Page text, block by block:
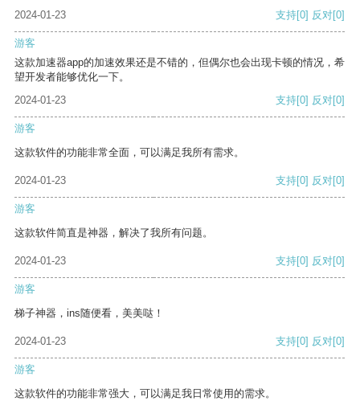
2024-01-23 支持[0] 反对[0]
游客
这款加速器app的加速效果还是不错的，但偶尔也会出现卡顿的情况，希
望开发者能够优化一下。
2024-01-23
支持[0] 反对[0]
游客
这款软件的功能非常全面，可以满足我所有需求。
2024-01-23 支持[0] 反对[0]
游客
这款软件简直是神器，解决了我所有问题。
2024-01-23 支持[0] 反对[0]
游客
梯子神器，ins随便看，美美哒！
2024-01-23 支持[0] 反对[0]
游客
这款软件的功能非常强大，可以满足我日常使用的需求。